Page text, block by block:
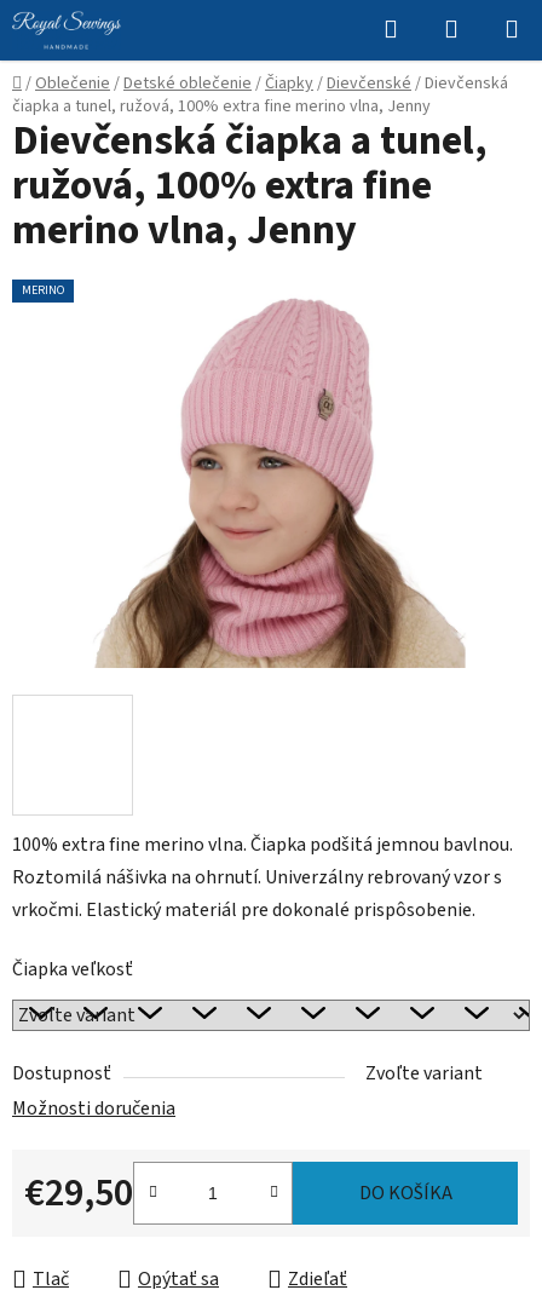
Prejsť
na
obsah
Hľadať
KOŠÍK
Domov
/Oblečenie/Detské oblečenie/Čiapky/Dievčenské/Dievčenská
čiapka a tunel, ružová, 100% extra fine merino vlna, Jenny
100% extra fine merino vlna. Čiapka podšitá jemnou bavlnou.
Roztomilá nášivka na ohrnutí. Univerzálny rebrovaný vzor s
vrkočmi. Elastický materiál pre dokonalé prispôsobenie.
Čiapka veľkosť
Dostupnosť
Zvoľte variant
Možnosti doručenia
€29,50
Jednotková cena:
DO KOŠÍKA
Tlač Opýtať sa Zdieľať
Dievčenská čiapka a tunel,
ružová, 100% extra fine
merino vlna, Jenny
MERINO